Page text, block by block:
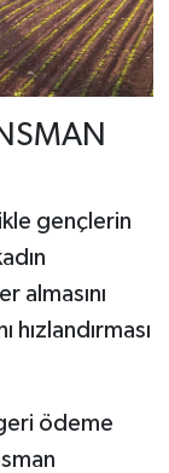
gençlerin
almasını
hızlandırması
ödeme